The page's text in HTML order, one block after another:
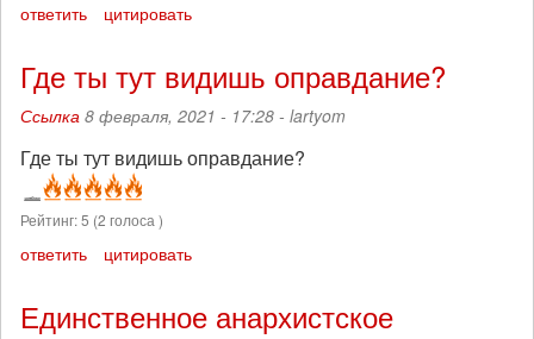
ответить цитировать
Где ты тут видишь оправдание?
Ссылка 8 февраля, 2021 - 17:28 - lartyom
Где ты тут видишь оправдание?
Рейтинг:5 (2 голоса )
ответить цитировать
Единственное анархистское